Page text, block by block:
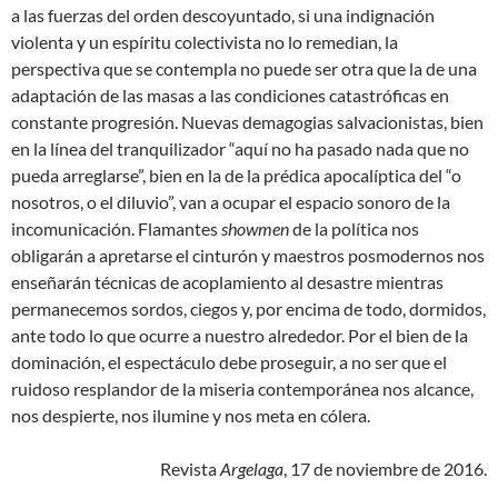
a las fuerzas del orden descoyuntado, si una indignación
violenta y un espíritu colectivista no lo remedian, la
perspectiva que se contempla no puede ser otra que la de una
adaptación de las masas a las condiciones catastróficas en
constante progresión. Nuevas demagogias salvacionistas, bien
en la línea del tranquilizador “aquí no ha pasado nada que no
pueda arreglarse”, bien en la de la prédica apocalíptica del “o
nosotros, o el diluvio”, van a ocupar el espacio sonoro de la
incomunicación. Flamantesshowmende la política nos
obligarán a apretarse el cinturón y maestros posmodernos nos
enseñarán técnicas de acoplamiento al desastre mientras
permanecemos sordos, ciegos y, por encima de todo, dormidos,
ante todo lo que ocurre a nuestro alrededor. Por el bien de la
dominación, el espectáculo debe proseguir, a no ser que el
ruidoso resplandor de la miseria contemporánea nos alcance,
nos despierte, nos ilumine y nos meta en cólera.
RevistaArgelaga, 17 de noviembre de 2016.